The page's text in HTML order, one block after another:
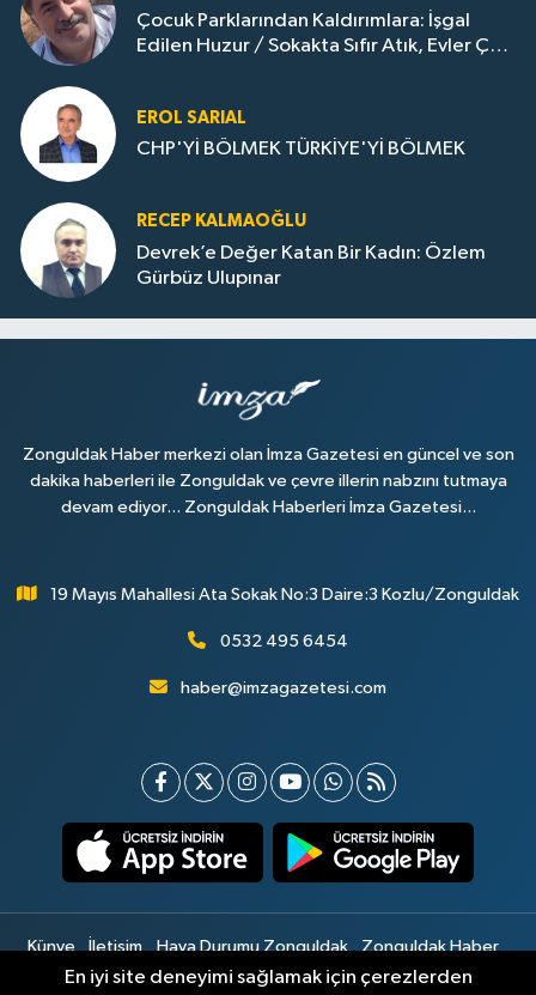
Çocuk Parklarından Kaldırımlara: İşgal
Edilen Huzur / Sokakta Sıfır Atık, Evler Çöp
EROL SARIAL
CHP'Yİ BÖLMEK TÜRKİYE'Yİ BÖLMEK
RECEP KALMAOĞLU
Devrek’e Değer Katan Bir Kadın: Özlem
Gürbüz Ulupınar
Zonguldak Haber merkezi olan İmza Gazetesi en güncel ve son
dakika haberleri ile Zonguldak ve çevre illerin nabzını tutmaya
devam ediyor... Zonguldak Haberleri İmza Gazetesi...
19 Mayıs Mahallesi Ata Sokak No:3 Daire:3 Kozlu/Zonguldak
0532 495 6454
haber@imzagazetesi.com
Künye İletişim Hava Durumu Zonguldak
Zonguldak Haber
Gizlilik Sözleşmesi
Hizmet Şartları Sitemap
En iyi site deneyimi sağlamak için çerezlerden